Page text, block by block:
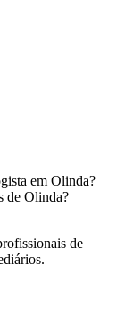
em Olinda?
de Olinda?
de